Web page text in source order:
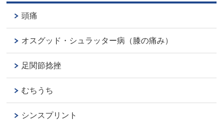
頭痛
オスグッド・シュラッター病（膝の痛み）
足関節捻挫
むちうち
シンスプリント